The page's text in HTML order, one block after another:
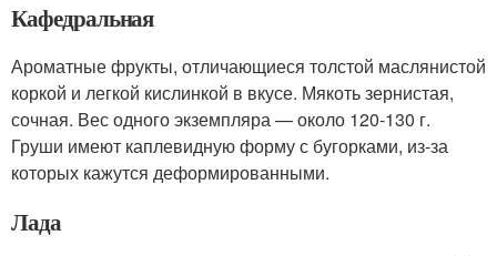
Кафедральная
Ароматные фрукты, отличающиеся толстой маслянистой
коркой и легкой кислинкой в вкусе. Мякоть зернистая,
сочная. Вес одного экземпляра — около 120-130 г.
Груши имеют каплевидную форму с бугорками, из-за
которых кажутся деформированными.
Лада